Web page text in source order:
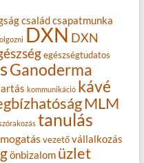
családcsapatmunka
DXNDXN
egészségtudatos
Ganoderma
kommunikáció kávé
MLM
tanulás
vezető vállalkozás
önbizalom üzlet